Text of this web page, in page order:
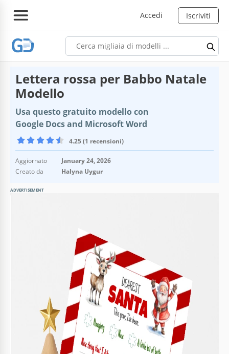
Accedi Iscriviti
Lettera rossa per Babbo Natale
Modello
Usa questo gratuito modello con
Google Docs and Microsoft Word
4.25 (1 recensioni)
Aggiornato
January 24, 2026
Creato da
Halyna Uygur
ADVERTISEMENT